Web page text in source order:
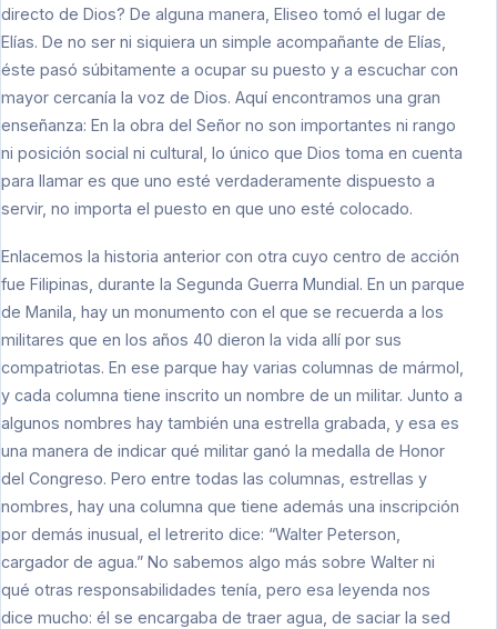
directo de Dios? De alguna manera, Eliseo tomó el lugar de
Elías. De no ser ni siquiera un simple acompañante de Elías,
éste pasó súbitamente a ocupar su puesto y a escuchar con
mayor cercanía la voz de Dios. Aquí encontramos una gran
enseñanza: En la obra del Señor no son importantes ni rango
ni posición social ni cultural, lo único que Dios toma en cuenta
para llamar es que uno esté verdaderamente dispuesto a
servir, no importa el puesto en que uno esté colocado.
Enlacemos la historia anterior con otra cuyo centro de acción
fue Filipinas, durante la Segunda Guerra Mundial. En un parque
de Manila, hay un monumento con el que se recuerda a los
militares que en los años 40 dieron la vida allí por sus
compatriotas. En ese parque hay varias columnas de mármol,
y cada columna tiene inscrito un nombre de un militar. Junto a
algunos nombres hay también una estrella grabada, y esa es
una manera de indicar qué militar ganó la medalla de Honor
del Congreso. Pero entre todas las columnas, estrellas y
nombres, hay una columna que tiene además una inscripción
por demás inusual, el letrerito dice: “Walter Peterson,
cargador de agua.” No sabemos algo más sobre Walter ni
qué otras responsabilidades tenía, pero esa leyenda nos
dice mucho: él se encargaba de traer agua, de saciar la sed